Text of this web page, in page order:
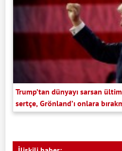
Trump’tan dünyayı sarsan
sertçe, Grönland’ı onlara